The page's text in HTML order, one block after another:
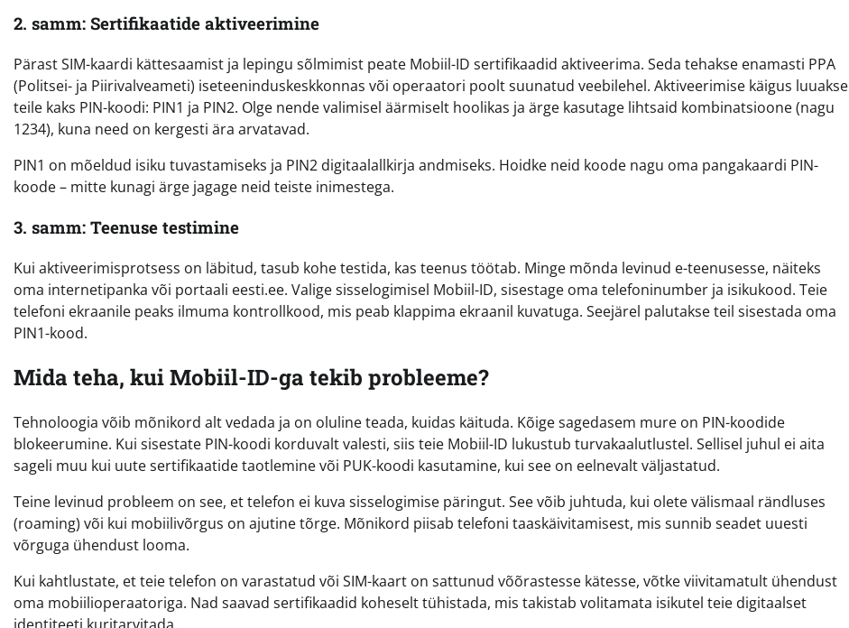
2. samm: Sertifikaatide aktiveerimine
Pärast SIM-kaardi kättesaamist ja lepingu sõlmimist peate Mobiil-ID sertifikaadid aktiveerima. Seda tehakse enamasti PPA
(Politsei- ja Piirivalveameti) iseteeninduskeskkonnas või operaatori poolt suunatud veebilehel. Aktiveerimise käigus luuakse
teile kaks PIN-koodi: PIN1 ja PIN2. Olge nende valimisel äärmiselt hoolikas ja ärge kasutage lihtsaid kombinatsioone (nagu
1234), kuna need on kergesti ära arvatavad.
PIN1 on mõeldud isiku tuvastamiseks ja PIN2 digitaalallkirja andmiseks. Hoidke neid koode nagu oma pangakaardi PIN-
koode – mitte kunagi ärge jagage neid teiste inimestega.
3. samm: Teenuse testimine
Kui aktiveerimisprotsess on läbitud, tasub kohe testida, kas teenus töötab. Minge mõnda levinud e-teenusesse, näiteks
oma internetipanka või portaali eesti.ee. Valige sisselogimisel Mobiil-ID, sisestage oma telefoninumber ja isikukood. Teie
telefoni ekraanile peaks ilmuma kontrollkood, mis peab klappima ekraanil kuvatuga. Seejärel palutakse teil sisestada oma
PIN1-kood.
Mida teha, kui Mobiil-ID-ga tekib probleeme?
Tehnoloogia võib mõnikord alt vedada ja on oluline teada, kuidas käituda. Kõige sagedasem mure on PIN-koodide
blokeerumine. Kui sisestate PIN-koodi korduvalt valesti, siis teie Mobiil-ID lukustub turvakaalutlustel. Sellisel juhul ei aita
sageli muu kui uute sertifikaatide taotlemine või PUK-koodi kasutamine, kui see on eelnevalt väljastatud.
Teine levinud probleem on see, et telefon ei kuva sisselogimise päringut. See võib juhtuda, kui olete välismaal rändluses
(roaming) või kui mobiilivõrgus on ajutine tõrge. Mõnikord piisab telefoni taaskäivitamisest, mis sunnib seadet uuesti
võrguga ühendust looma.
Kui kahtlustate, et teie telefon on varastatud või SIM-kaart on sattunud võõrastesse kätesse, võtke viivitamatult ühendust
oma mobiilioperaatoriga. Nad saavad sertifikaadid koheselt tühistada, mis takistab volitamata isikutel teie digitaalset